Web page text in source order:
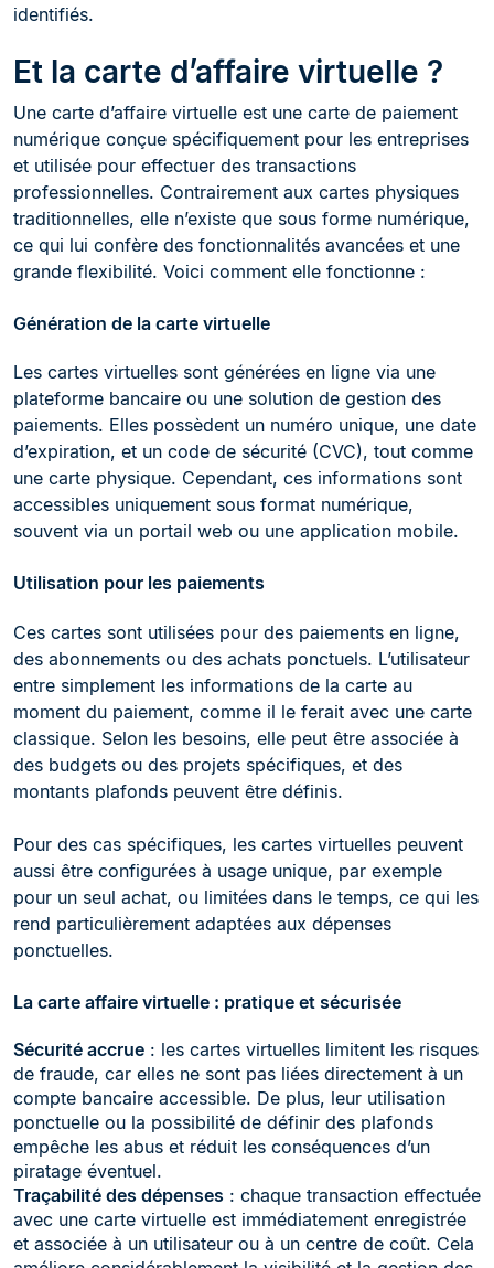
identifiés.
Et la carte d’affaire virtuelle ?
Une carte d’affaire virtuelle est une carte de paiement
numérique conçue spécifiquement pour les entreprises
et utilisée pour effectuer des transactions
professionnelles. Contrairement aux cartes physiques
traditionnelles, elle n’existe que sous forme numérique,
ce qui lui confère des fonctionnalités avancées et une
grande flexibilité. Voici comment elle fonctionne :
Génération de la carte virtuelle
Les cartes virtuelles sont générées en ligne via une
plateforme bancaire ou une solution de gestion des
paiements. Elles possèdent un numéro unique, une date
d’expiration, et un code de sécurité (CVC), tout comme
une carte physique. Cependant, ces informations sont
accessibles uniquement sous format numérique,
souvent via un portail web ou une application mobile.
Utilisation pour les paiements
Ces cartes sont utilisées pour des paiements en ligne,
des abonnements ou des achats ponctuels. L’utilisateur
entre simplement les informations de la carte au
moment du paiement, comme il le ferait avec une carte
classique. Selon les besoins, elle peut être associée à
des budgets ou des projets spécifiques, et des
montants plafonds peuvent être définis.
Pour des cas spécifiques, les cartes virtuelles peuvent
aussi être configurées à usage unique, par exemple
pour un seul achat, ou limitées dans le temps, ce qui les
rend particulièrement adaptées aux dépenses
ponctuelles.
La carte affaire virtuelle : pratique et sécurisée
Sécurité accrue : les cartes virtuelles limitent les risques
de fraude, car elles ne sont pas liées directement à un
compte bancaire accessible. De plus, leur utilisation
ponctuelle ou la possibilité de définir des plafonds
empêche les abus et réduit les conséquences d’un
piratage éventuel.
Traçabilité des dépenses : chaque transaction effectuée
avec une carte virtuelle est immédiatement enregistrée
et associée à un utilisateur ou à un centre de coût. Cela